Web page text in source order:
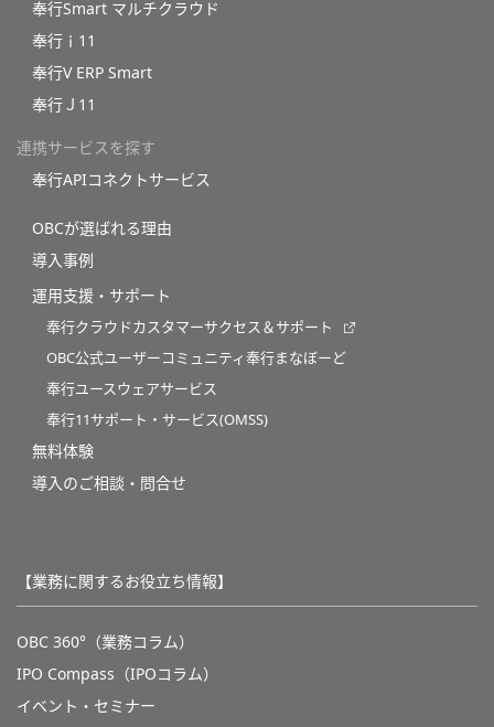
奉行Smart マルチクラウド
奉行ｉ11
奉行V ERP Smart
奉行Ｊ11
連携サービスを探す
奉行APIコネクトサービス
OBCが選ばれる理由
導入事例
運用支援・サポート
奉行クラウドカスタマーサクセス＆サポート
OBC公式ユーザーコミュニティ奉行まなぼーど
奉行ユースウェアサービス
奉行11サポート・サービス(OMSS)
無料体験
導入のご相談・問合せ
【業務に関するお役立ち情報】
OBC 360°（業務コラム）
IPO Compass（IPOコラム）
イベント・セミナー